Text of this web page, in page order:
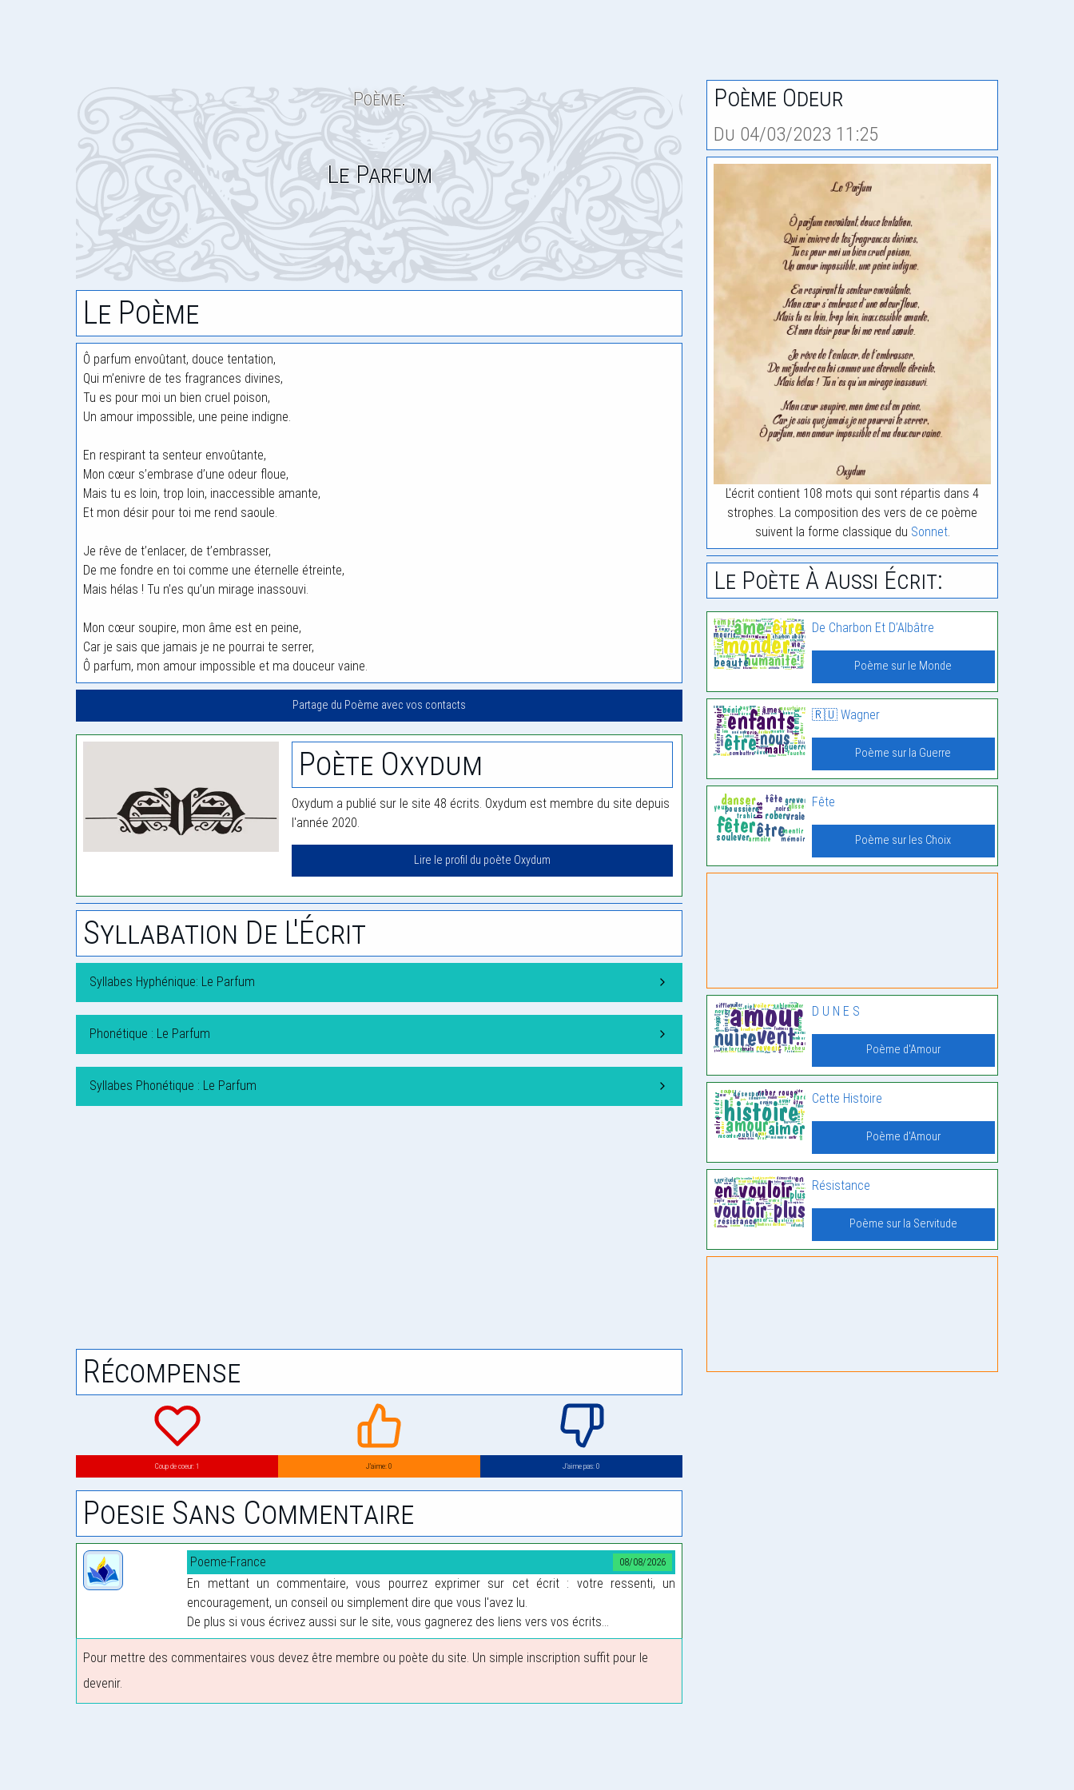
Poème:
Le Parfum
Le Poème
Ô parfum envoûtant, douce tentation,
Qui m’enivre de tes fragrances divines,
Tu es pour moi un bien cruel poison,
Un amour impossible, une peine indigne.
En respirant ta senteur envoûtante,
Mon cœur s’embrase d’une odeur floue,
Mais tu es loin, trop loin, inaccessible amante,
Et mon désir pour toi me rend saoule.
Je rêve de t’enlacer, de t’embrasser,
De me fondre en toi comme une éternelle étreinte,
Mais hélas ! Tu n’es qu’un mirage inassouvi.
Mon cœur soupire, mon âme est en peine,
Car je sais que jamais je ne pourrai te serrer,
Ô parfum, mon amour impossible et ma douceur vaine.
Partage du Poème avec vos contacts
Poète Oxydum
Oxydum a publié sur le site 48 écrits. Oxydum est membre du site depuis
l'année 2020.
Lire le profil du poète Oxydum
Syllabation De L'Écrit
Syllabes Hyphénique: Le Parfum
Phonétique : Le Parfum
Syllabes Phonétique : Le Parfum
Récompense
Coup de coeur: 1 J’aime: 0 J’aime pas: 0
Poesie Sans Commentaire
08/08/2026
Poeme-France
En mettant un commentaire, vous pourrez exprimer sur cet écrit : votre ressenti, un
encouragement, un conseil ou simplement dire que vous l'avez lu.
De plus si vous écrivez aussi sur le site, vous gagnerez des liens vers vos écrits...
Pour mettre des commentaires vous devez être membre ou poète du site. Un simple inscription suffit pour le
devenir.
Poème Odeur
Du 04/03/2023 11:25
L'écrit contient 108 mots qui sont répartis dans 4
strophes. La composition des vers de ce poème
suivent la forme classique du Sonnet.
Le Poète À Aussi Écrit:
De Charbon Et D’Albâtre
Poème sur le Monde
🇷🇺 Wagner
Poème sur la Guerre
Fête
Poème sur les Choix
D U N E S
Poème d'Amour
Cette Histoire
Poème d'Amour
Résistance
Poème sur la Servitude